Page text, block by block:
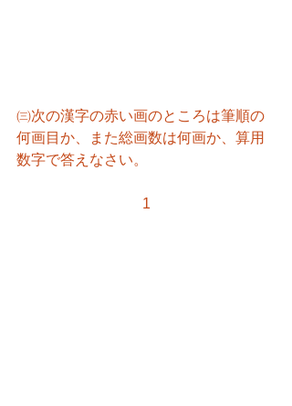
㈢次の漢字の赤い画のところは筆順の
何画目か、また総画数は何画か、算用
数字で答えなさい。
1